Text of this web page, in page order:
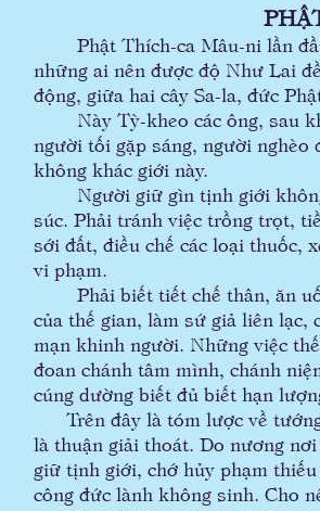
Phật Thích-ca Mâu-ni lần đầu
những ai nên được độ Như Lai
động, giữa hai cây Sa-la, đức
Này Tỳ-kheo các ông, sau
người tối gặp sáng, người nghèo
không khác giới này.
Người giữ gìn tịnh giới không
súc. Phải tránh việc trồng trọt,
sới đất, điều chế các loại thuốc,
vi phạm.
Phải biết tiết chế thân, ăn
của thế gian, làm sứ giả liên lạc,
mạn khinh người. Những việc
đoan chánh tâm mình, chánh
cúng dường biết đủ biết hạn
Trên đây là tóm lược về tướng
là thuận giải thoát. Do nương
giữ tịnh giới, chớ hủy phạm
công đức lành không sinh. Cho